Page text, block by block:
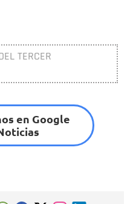
TERCER
en Google